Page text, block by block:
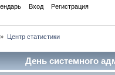
Вход Регистрация
» Центр статистики
День системного